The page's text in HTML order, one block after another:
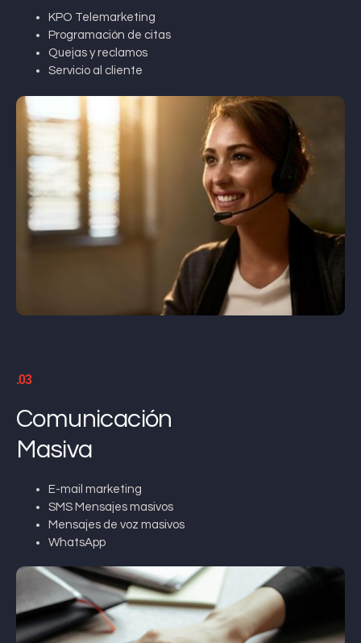
KPO Telemarketing
Programación de citas
Quejas y reclamos
Servicio al cliente
.03
Comunicación
Masiva
E-mail marketing
SMS Mensajes masivos
Mensajes de voz masivos
WhatsApp